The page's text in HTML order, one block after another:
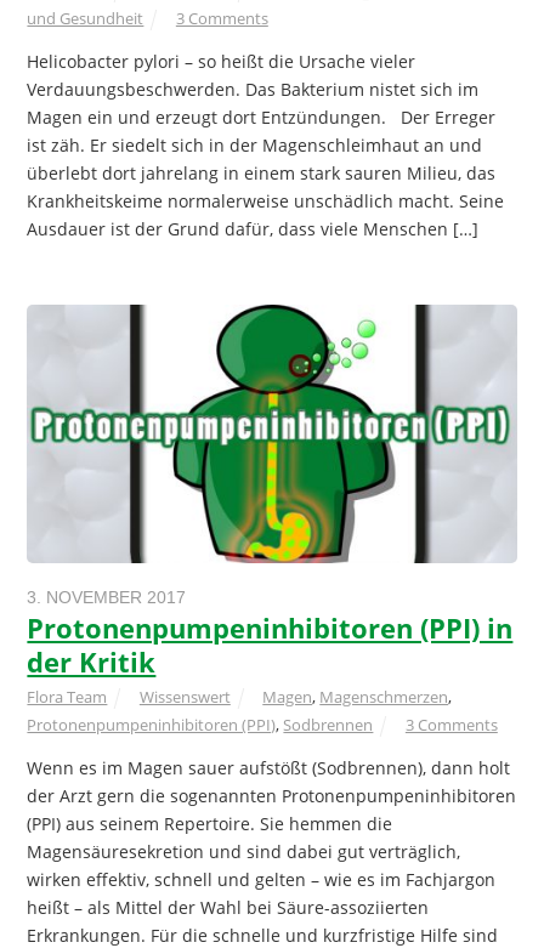
und Gesundheit
3 Comments
Helicobacter pylori – so heißt die Ursache vieler
Verdauungsbeschwerden. Das Bakterium nistet sich im
Magen ein und erzeugt dort Entzündungen. Der Erreger
ist zäh. Er siedelt sich in der Magenschleimhaut an und
überlebt dort jahrelang in einem stark sauren Milieu, das
Krankheitskeime normalerweise unschädlich macht. Seine
Ausdauer ist der Grund dafür, dass viele Menschen […]
3. NOVEMBER 2017
Protonenpumpeninhibitoren (PPI) in
der Kritik
Flora Team Wissenswert Magen, Magenschmerzen,
Protonenpumpeninhibitoren (PPI), Sodbrennen 3 Comments
Wenn es im Magen sauer aufstößt (Sodbrennen), dann holt
der Arzt gern die sogenannten Protonenpumpeninhibitoren
(PPI) aus seinem Repertoire. Sie hemmen die
Magensäuresekretion und sind dabei gut verträglich,
wirken effektiv, schnell und gelten – wie es im Fachjargon
heißt – als Mittel der Wahl bei Säure-assoziierten
Erkrankungen. Für die schnelle und kurzfristige Hilfe sind